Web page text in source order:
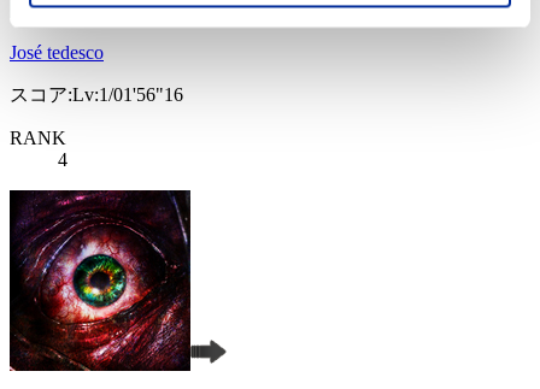
José tedesco
スコア:Lv:1/01'56"16
RANK
4